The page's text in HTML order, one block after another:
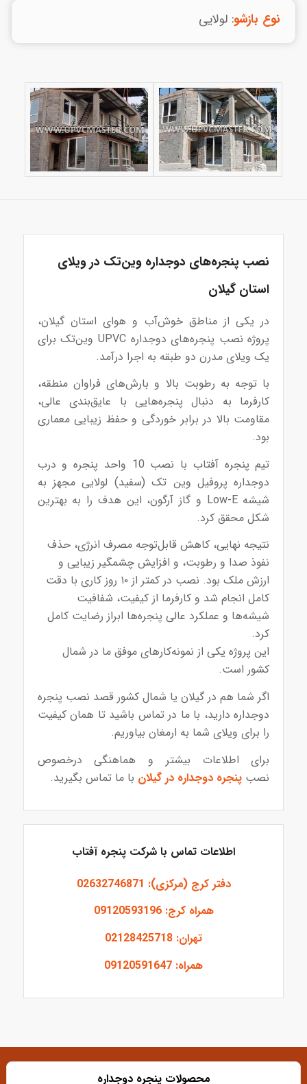
نوع بازشو: لولایی
نصب پنجره‌های دوجداره وین‌تک در ویلای
استان گیلان
در یکی از مناطق خوش‌آب و هوای استان گیلان،
پروژه نصب پنجره‌های دوجداره UPVC وین‌تک برای
یک ویلای مدرن دو طبقه به اجرا درآمد.
با توجه به رطوبت بالا و بارش‌های فراوان منطقه،
کارفرما به دنبال پنجره‌هایی با عایق‌بندی عالی،
مقاومت بالا در برابر خوردگی و حفظ زیبایی معماری
بود.
تیم پنجره آفتاب با نصب 10 واحد پنجره و درب
دوجداره پروفیل وین تک (سفید) لولایی مجهز به
شیشه Low-E و گاز آرگون، این هدف را به بهترین
شکل محقق کرد.
نتیجه نهایی، کاهش قابل‌توجه مصرف انرژی، حذف
نفوذ صدا و رطوبت، و افزایش چشمگیر زیبایی و
ارزش ملک بود. نصب در کمتر از ۱۰ روز کاری با دقت
کامل انجام شد و کارفرما از کیفیت، شفافیت
شیشه‌ها و عملکرد عالی پنجره‌ها ابراز رضایت کامل
کرد.
این پروژه یکی از نمونه‌کارهای موفق ما در شمال
کشور است.
اگر شما هم در گیلان یا شمال کشور قصد نصب پنجره
دوجداره دارید، با ما در تماس باشید تا همان کیفیت
را برای ویلای شما به ارمغان بیاوریم.
برای اطلاعات بیشتر و هماهنگی درخصوص
نصب پنجره دوجداره در گیلان با ما تماس بگیرید.
اطلاعات تماس با شرکت پنجره آفتاب
دفتر کرج (مرکزی): 02632746871
همراه کرج: 09120593196
تهران: 02128425718
همراه: 09120591647
محصولات پنجره دوجداره